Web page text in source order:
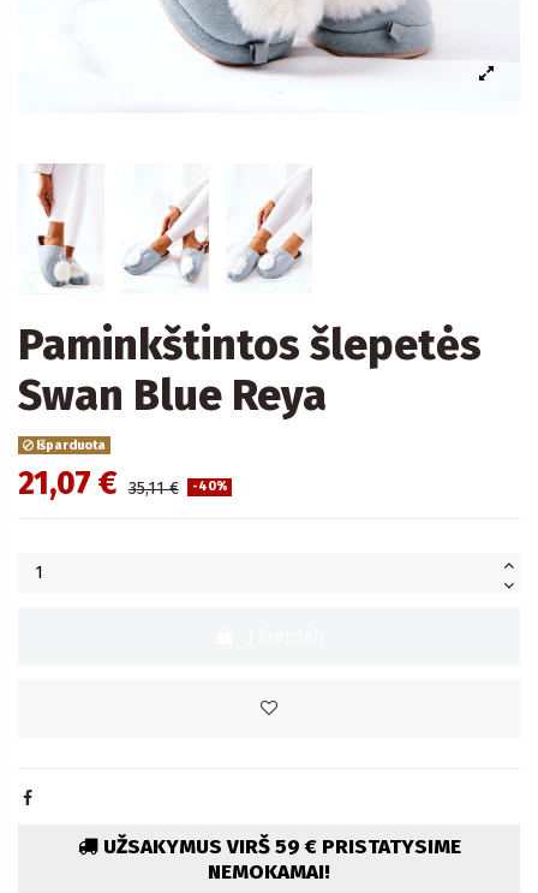
Paminkštintos šlepetės
Swan Blue Reya
Išparduota
21,07 € 35,11 € -40%
UŽSAKYMUS VIRŠ 59 € PRISTATYSIME
NEMOKAMAI!